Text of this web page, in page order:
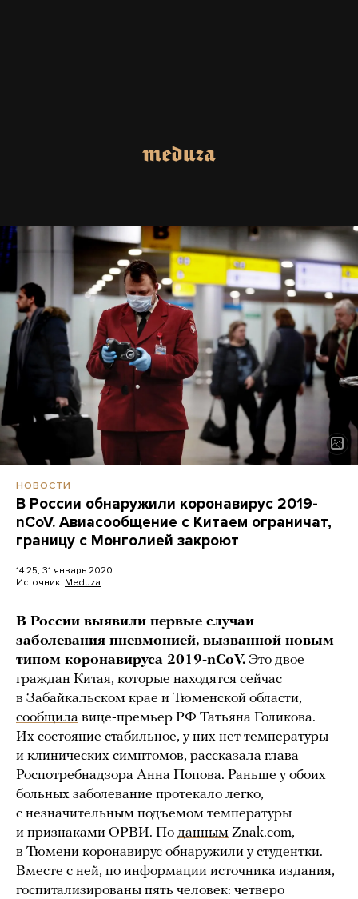
НОВОСТИ
В России обнаружили коронавирус 2019-
nCoV. Авиасообщение с Китаем ограничат,
границу с Монголией закроют
14:25, 31 январь 2020
Источник: Meduza
В России выявили первые случаи
заболевания пневмонией, вызванной новым
типом коронавируса 2019-nCoV. Это двое
граждан Китая, которые находятся сейчас
в Забайкальском крае и Тюменской области,
сообщила вице-премьер РФ Татьяна Голикова.
Их состояние стабильное, у них нет температуры
и клинических симптомов, рассказала глава
Роспотребнадзора Анна Попова. Раньше у обоих
больных заболевание протекало легко,
с незначительным подъемом температуры
и признаками ОРВИ. По данным Znak.com,
в Тюмени коронавирус обнаружили у студентки.
Вместе с ней, по информации источника издания,
госпитализированы пять человек: четверо